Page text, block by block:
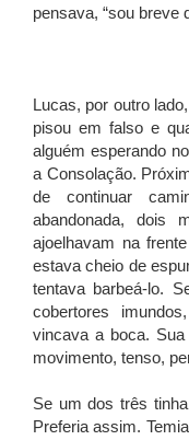
pensava, “sou breve
Lucas, por outro
pisou em falso e
alguém esperando
a Consolação.
de continuar
abandonada, dois
ajoelhavam na
estava cheio de
tentava barbeá-lo.
cobertores
vincava a boca.
movimento, tenso,
Se um dos três
Preferia assim.